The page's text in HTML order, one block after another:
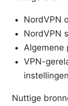
NordVPN
NordVPN
Algemene
VPN-
Nuttige